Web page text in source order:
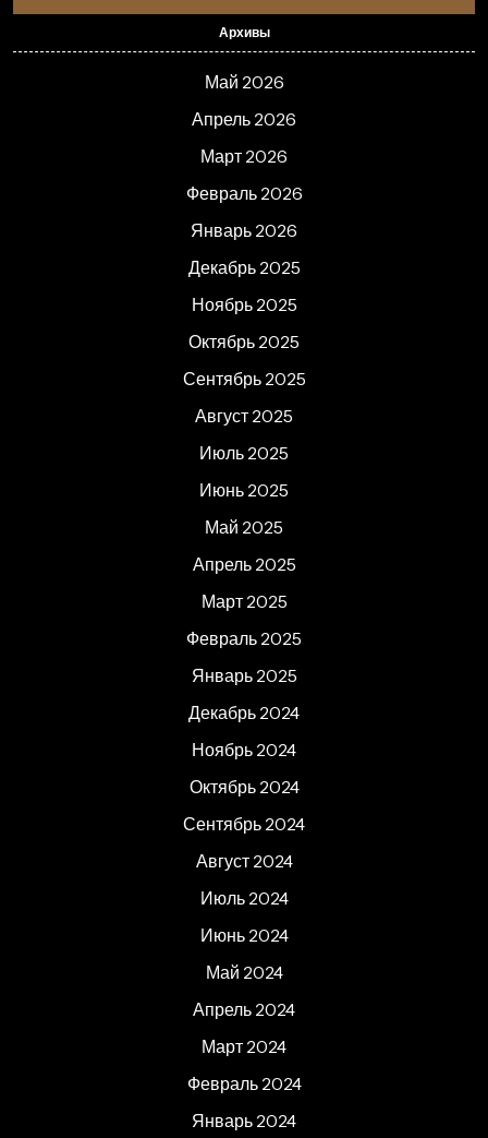
Архивы
Май 2026
Апрель 2026
Март 2026
Февраль 2026
Январь 2026
Декабрь 2025
Ноябрь 2025
Октябрь 2025
Сентябрь 2025
Август 2025
Июль 2025
Июнь 2025
Май 2025
Апрель 2025
Март 2025
Февраль 2025
Январь 2025
Декабрь 2024
Ноябрь 2024
Октябрь 2024
Сентябрь 2024
Август 2024
Июль 2024
Июнь 2024
Май 2024
Апрель 2024
Март 2024
Февраль 2024
Январь 2024